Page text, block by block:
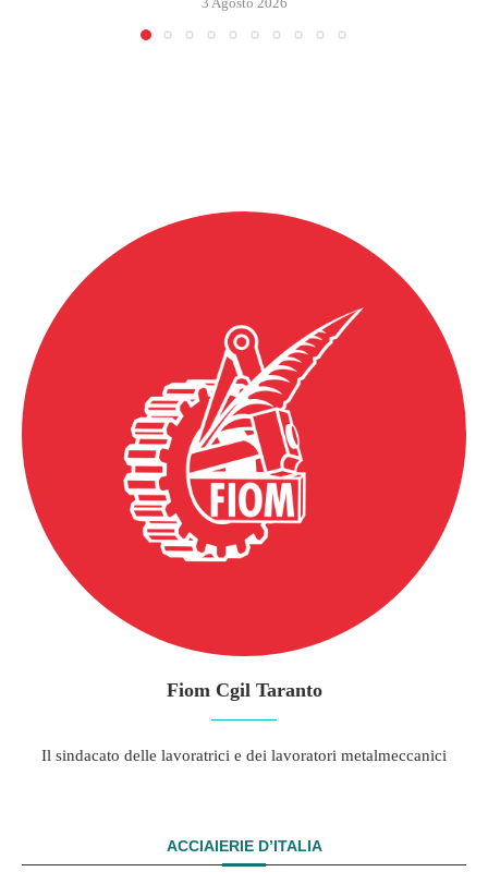
Fiom Cgil Taranto
Il sindacato delle lavoratrici e dei lavoratori metalmeccanici
ACCIAIERIE D’ITALIA